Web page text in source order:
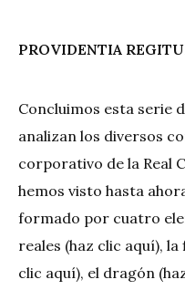
PROVIDENTIA
Concluimos esta serie
analizan los diversos
corporativo de la Real
hemos visto hasta
formado por cuatro
reales (haz clic aquí), la
clic aquí), el dragón (